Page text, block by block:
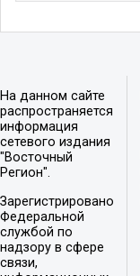
На данном сайте
распространяется
информация
сетевого издания
"Восточный
Регион".
Зарегистрировано
Федеральной
службой по
надзору в сфере
связи,